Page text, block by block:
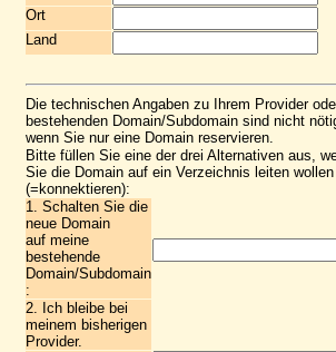
Ort
Land
Die technischen Angaben zu Ihrem Provider
bestehenden Domain/Subdomain sind nicht
wenn Sie nur eine Domain reservieren.
Bitte füllen Sie eine der drei Alternativen aus,
Sie die Domain auf ein Verzeichnis leiten wollen
(=konnektieren):
1. Schalten Sie die
neue Domain
auf meine
bestehende
Domain/Subdomain
:
2. Ich bleibe bei
meinem bisherigen
Provider.